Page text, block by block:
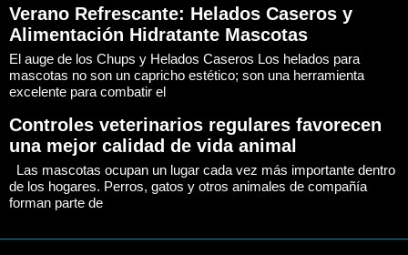
Verano Refrescante: Helados Caseros y
Alimentación Hidratante Mascotas
El auge de los Chups y Helados Caseros Los helados para
mascotas no son un capricho estético; son una herramienta
excelente para combatir el
Controles veterinarios regulares favorecen
una mejor calidad de vida animal
Las mascotas ocupan un lugar cada vez más importante dentro
de los hogares. Perros, gatos y otros animales de compañía
forman parte de